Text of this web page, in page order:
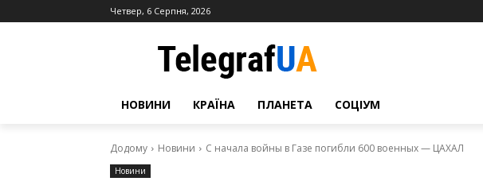
Четвер, 6 Серпня, 2026
НОВИНИ КРАЇНА ПЛАНЕТА СОЦІУМ
Додому Новини С начала войны в Газе погибли 600 военных — ЦАХАЛ
Новини